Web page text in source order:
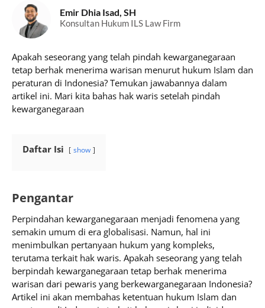
Emir Dhia Isad, SH
Konsultan Hukum ILS Law Firm
Apakah seseorang yang telah pindah kewarganegaraan
tetap berhak menerima warisan menurut hukum Islam dan
peraturan di Indonesia? Temukan jawabannya dalam
artikel ini. Mari kita bahas hak waris setelah pindah
kewarganegaraan
Daftar Isi show
Pengantar
Perpindahan kewarganegaraan menjadi fenomena yang
semakin umum di era globalisasi. Namun, hal ini
menimbulkan pertanyaan hukum yang kompleks,
terutama terkait hak waris. Apakah seseorang yang telah
berpindah kewarganegaraan tetap berhak menerima
warisan dari pewaris yang berkewarganegaraan Indonesia?
Artikel ini akan membahas ketentuan hukum Islam dan